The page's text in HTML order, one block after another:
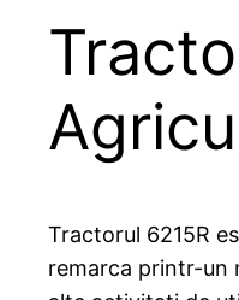
Tractorul 6215R
remarca printr-un